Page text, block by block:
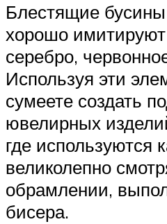
Блестящие
хорошо
серебро,
Используя эти
сумеете создать
ювелирных
где используются
великолепно
обрамлении,
бисера.